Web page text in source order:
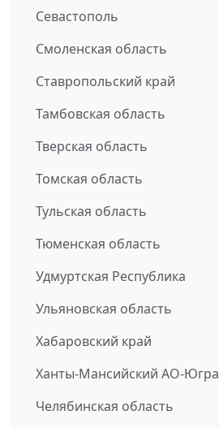
Севастополь
Смоленская область
Ставропольский край
Тамбовская область
Тверская область
Томская область
Тульская область
Тюменская область
Удмуртская Республика
Ульяновская область
Хабаровский край
Ханты-Мансийский АО-Югра
Челябинская область